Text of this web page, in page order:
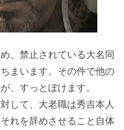
、禁止されている大名同
まいます。その件で他の
、すっとぼけます。
して、大老職は秀吉本人
れを辞めさせること自体